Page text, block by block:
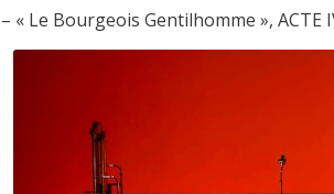
« Le Bourgeois Gentilhomme », ACTE